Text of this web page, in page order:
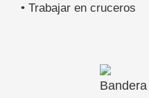
• Trabajar en cruceros